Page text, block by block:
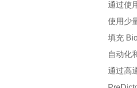
通过使
使用少
填充
自动化
通过高